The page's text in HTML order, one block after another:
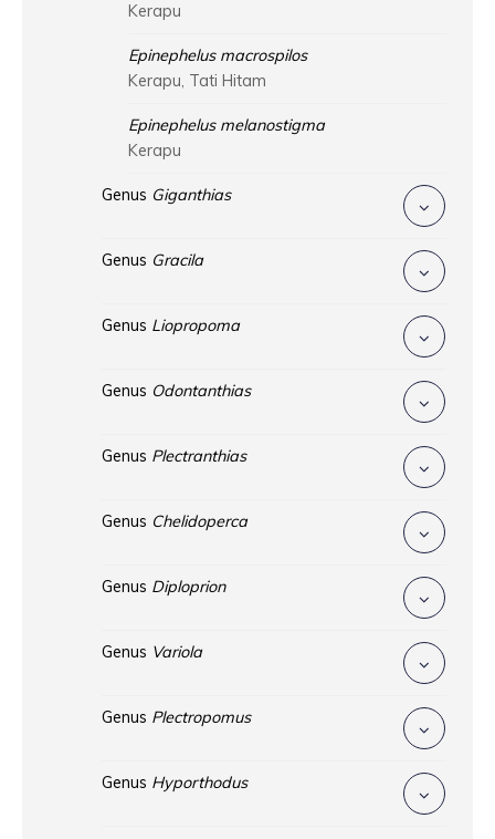
Kerapu
Epinephelus macrospilos
Kerapu, Tati Hitam
Epinephelus melanostigma
Kerapu
Genus Giganthias
Genus Gracila
Genus Liopropoma
Genus Odontanthias
Genus Plectranthias
Genus Chelidoperca
Genus Diploprion
Genus Variola
Genus Plectropomus
Genus Hyporthodus